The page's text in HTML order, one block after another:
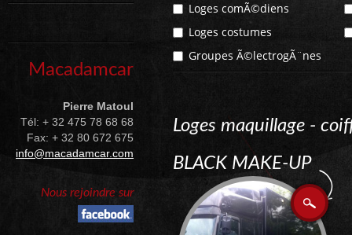
Loges comÃ©diens
Loges costumes
Groupes Ã©lectrogÃ¨nes
Loges maquillage -
BLACK MAKE-UP
Macadamcar
Pierre Matoul
Tél: + 32 475 78 68 68
Fax: + 32 80 672 675
info@macadamcar.com
Nous rejoindre sur